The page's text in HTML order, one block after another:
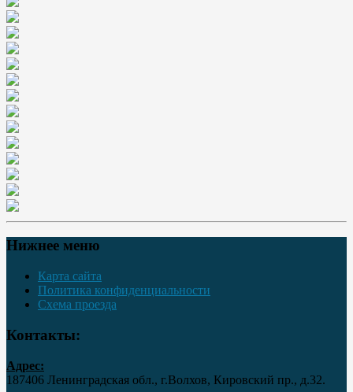
Нижнее меню
Карта сайта
Политика конфиденциальности
Схема проезда
Контакты:
Адрес:
187406 Ленинградская обл., г.Волхов, Кировский пр., д.32.